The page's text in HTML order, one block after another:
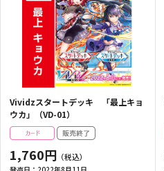
Vividzスタートデッキ 「最上キョ
ウカ」（VD-01）
1,760円